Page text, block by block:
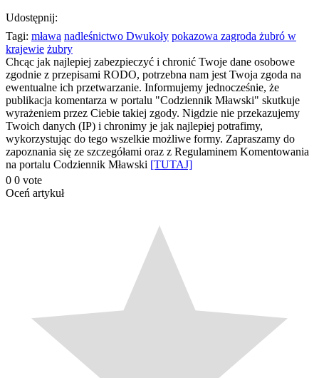
Udostępnij:
Tagi: mława nadleśnictwo Dwukoły pokazowa zagroda żubró w
krajewie żubry
Chcąc jak najlepiej zabezpieczyć i chronić Twoje dane osobowe
zgodnie z przepisami RODO, potrzebna nam jest Twoja zgoda na
ewentualne ich przetwarzanie. Informujemy jednocześnie, że
publikacja komentarza w portalu "Codziennik Mławski" skutkuje
wyrażeniem przez Ciebie takiej zgody. Nigdzie nie przekazujemy
Twoich danych (IP) i chronimy je jak najlepiej potrafimy,
wykorzystując do tego wszelkie możliwe formy. Zapraszamy do
zapoznania się ze szczegółami oraz z Regulaminem Komentowania
na portalu Codziennik Mławski [TUTAJ]
0 0 vote
Oceń artykuł